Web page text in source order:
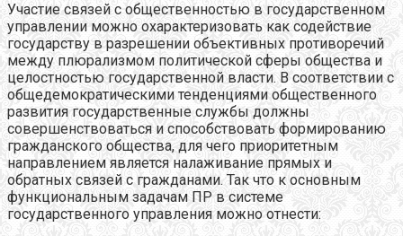
Участие связей с общественностью в государственном
управлении можно охарактеризовать как содействие
государству в разрешении объективных противоречий
между плюрализмом политической сферы общества и
целостностью государственной власти. В соответствии с
общедемократическими тенденциями общественного
развития государственные службы должны
совершенствоваться и способствовать формированию
гражданского общества, для чего приоритетным
направлением является налаживание прямых и
обратных связей с гражданами. Так что к основным
функциональным задачам ПР в системе
государственного управления можно отнести: